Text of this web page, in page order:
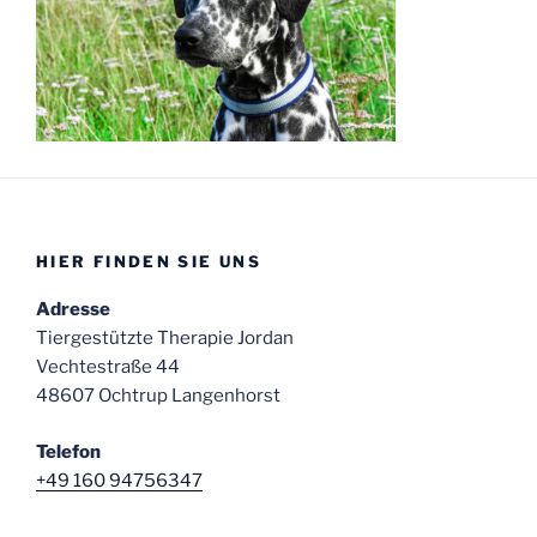
HIER FINDEN SIE UNS
Adresse
Tiergestützte Therapie Jordan
Vechtestraße 44
48607 Ochtrup Langenhorst
Telefon
+49 160 94756347